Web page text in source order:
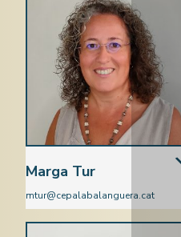
Marga Tur
mtur@cepalabalanguera.cat
Ciències Naturals